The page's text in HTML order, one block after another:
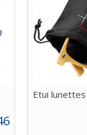
Etui lunettes